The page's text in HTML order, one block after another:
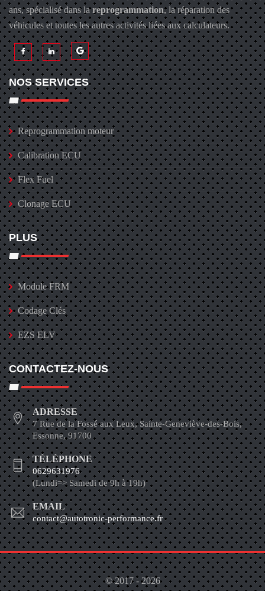
ans, spécialisé dans lareprogrammation, la réparation des
véhicules et toutes les autres activités liées aux calculateurs.
NOS SERVICES
Reprogrammation moteur
Calibration ECU
Flex Fuel
Clonage ECU
PLUS
Module FRM
Codage Clés
EZS ELV
CONTACTEZ-NOUS
ADRESSE
7 Rue de la Fossé aux Leux, Sainte-Geneviève-des-Bois,
Essonne, 91700
TÉLÉPHONE
0629631976
(Lundi=> Samedi de 9h à 19h)
EMAIL
contact@autotronic-performance.fr
© 2017 - 2026